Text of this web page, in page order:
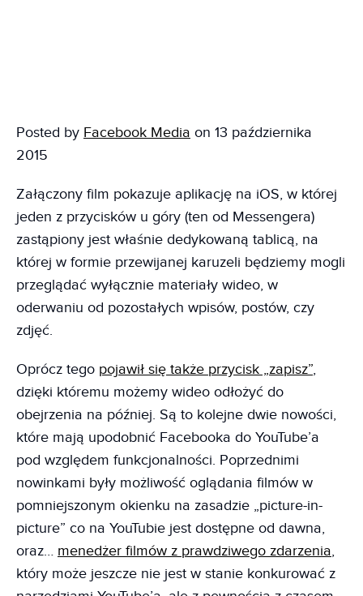
Posted by Facebook Media on 13 października
2015
Załączony film pokazuje aplikację na iOS, w której
jeden z przycisków u góry (ten od Messengera)
zastąpiony jest właśnie dedykowaną tablicą, na
której w formie przewijanej karuzeli będziemy mogli
przeglądać wyłącznie materiały wideo, w
oderwaniu od pozostałych wpisów, postów, czy
zdjęć.
Oprócz tego pojawił się także przycisk „zapisz”,
dzięki któremu możemy wideo odłożyć do
obejrzenia na później. Są to kolejne dwie nowości,
które mają upodobnić Facebooka do YouTube’a
pod względem funkcjonalności. Poprzednimi
nowinkami były możliwość oglądania filmów w
pomniejszonym okienku na zasadzie „picture-in-
picture” co na YouTubie jest dostępne od dawna,
oraz… menedżer filmów z prawdziwego zdarzenia,
który może jeszcze nie jest w stanie konkurować z